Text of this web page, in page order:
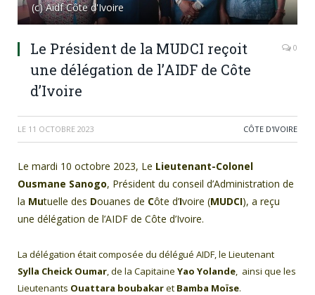
(c) Aidf Côte d'Ivoire
Le Président de la MUDCI reçoit
une délégation de l’AIDF de Côte
d’Ivoire
0
LE 11 OCTOBRE 2023 CÔTE D'IVOIRE
Le mardi 10 octobre 2023, Le Lieutenant-Colonel
Ousmane Sanogo, Président du conseil d’Administration de
la Mutuelle des Douanes de Côte d’Ivoire (MUDCI), a reçu
une délégation de l’AIDF de Côte d’Ivoire.
La délégation était composée du délégué AIDF, le Lieutenant
Sylla Cheick Oumar, de la Capitaine Yao Yolande, ainsi que les
Lieutenants Ouattara boubakaret Bamba Moïse.